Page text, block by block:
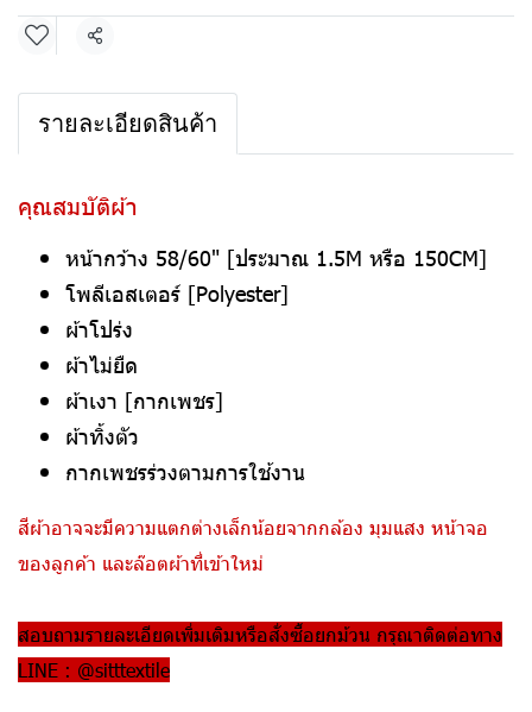
แชร์
รายละเอียดสินค้า
คุณสมบัติผ้า
หน้ากว้าง 58/60" [ประมาณ 1.5M หรือ 150CM]
โพลีเอสเตอร์ [Polyester]
ผ้าโปร่ง
ผ้าไม่ยืด
ผ้าเงา [กากเพชร]
ผ้าทิ้งตัว
กากเพชรร่วงตามการใช้งาน
สีผ้าอาจจะมีความแตกต่างเล็กน้อยจากกล้อง มุมแสง หน้าจอ
ของลูกค้า และล๊อตผ้าที่เข้าใหม่
สอบถามรายละเอียดเพิ่มเติมหรือสั่งซื้อยกม้วน กรุณาติดต่อทาง
LINE : @sitttextile